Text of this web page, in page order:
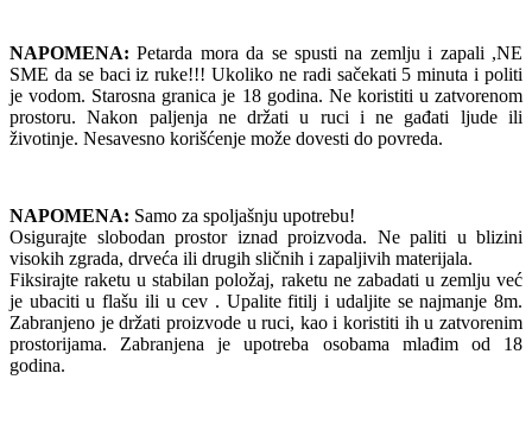
NAPOMENA: Petarda mora da se spusti na zemlju i zapali ,NE
SME da se baci iz ruke!!! Ukoliko ne radi sačekati 5 minuta i politi
je vodom. Starosna granica je 18 godina. Ne koristiti u zatvorenom
prostoru. Nakon paljenja ne držati u ruci i ne gađati ljude ili
životinje. Nesavesno korišćenje može dovesti do povreda.
NAPOMENA: Samo za spoljašnju upotrebu!
Osigurajte slobodan prostor iznad proizvoda. Ne paliti u blizini
visokih zgrada, drveća ili drugih sličnih i zapaljivih materijala.
Fiksirajte raketu u stabilan položaj, raketu ne zabadati u zemlju već
je ubaciti u flašu ili u cev . Upalite fitilj i udaljite se najmanje 8m.
Zabranjeno je držati proizvode u ruci, kao i koristiti ih u zatvorenim
prostorijama. Zabranjena je upotreba osobama mlađim od 18
godina.